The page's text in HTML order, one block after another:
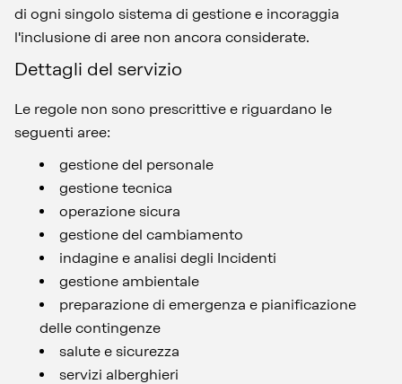
di ogni singolo sistema di gestione e incoraggia
l'inclusione di aree non ancora considerate.
Dettagli del servizio
Le regole non sono prescrittive e riguardano le
seguenti aree:
gestione del personale
gestione tecnica
operazione sicura
gestione del cambiamento
indagine e analisi degli Incidenti
gestione ambientale
preparazione di emergenza e pianificazione
delle contingenze
salute e sicurezza
servizi alberghieri